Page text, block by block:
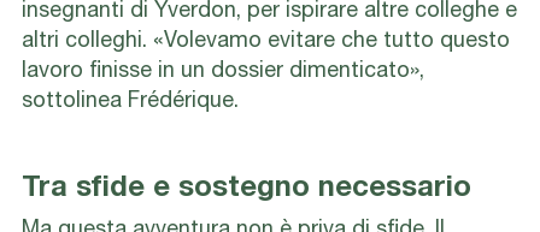
insegnanti di Yverdon, per ispirare altre colleghe e
altri colleghi. «Volevamo evitare che tutto questo
lavoro finisse in un dossier dimenticato»,
sottolinea Frédérique.
Tra sfide e sostegno necessario